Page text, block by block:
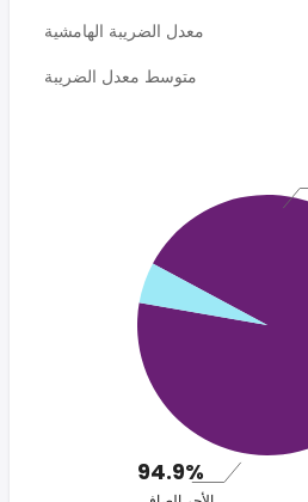
معدل الضريبة الهامشية
متوسط معدل الضريبة
94.9%